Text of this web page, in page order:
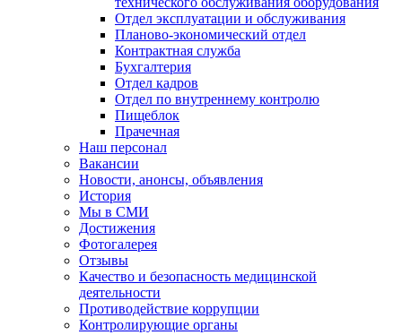
Отдел эксплуатации и обслуживания
Планово-экономический отдел
Контрактная служба
Бухгалтерия
Отдел кадров
Отдел по внутреннему контролю
Пищеблок
Прачечная
Наш персонал
Вакансии
Новости, анонсы, объявления
История
Мы в СМИ
Достижения
Фотогалерея
Отзывы
Качество и безопасность медицинской
деятельности
Противодействие коррупции
Контролирующие органы